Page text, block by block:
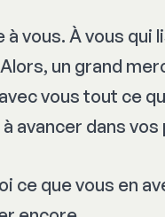
vous. À vous qui
un grand
vous tout ce
avancer dans
ce que vous en